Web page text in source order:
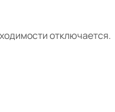
отключается.